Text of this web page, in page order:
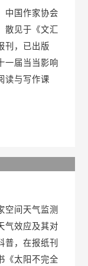
中国作家协会
见于《文汇
刊，已出版
一届当当影响
读与写作课
空间天气监测
气效应及其对
普，在报纸刊
《太阳不完全